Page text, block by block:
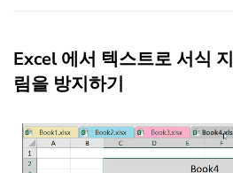
Excel 에서 텍스트로 서식
림을 방지하기